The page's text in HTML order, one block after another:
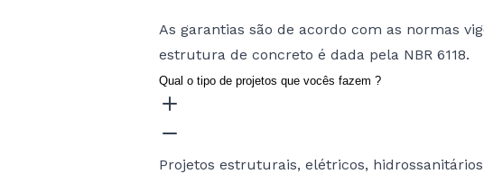
As garantias são de acordo com as normas
estrutura de concreto é dada pela NBR 6118.
Qual o tipo de projetos que vocês fazem ?
Projetos estruturais, elétricos,